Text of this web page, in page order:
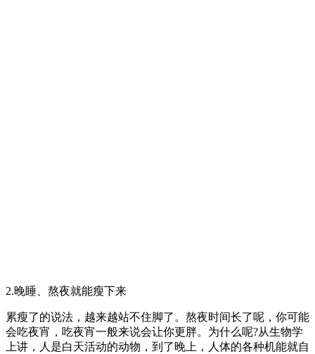
2.晚睡、熬夜就能瘦下来
累瘦了的说法，越来越站不住脚了。熬夜时间长了呢，你可能
会吃夜宵，吃夜宵一般来说会让你更胖。为什么呢?从生物学
上讲，人是白天活动的动物，到了晚上，人体的各种机能就自